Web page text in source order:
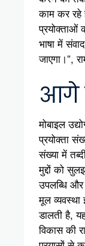
काम कर रहे
प्रयोक्ताओं
भाषा में
जाएगा।”,
आगे
मोबाइल
प्रयोक्ता
संख्या में
मुद्दों को
उपलब्धि
मूल
डालती है,
विकास की